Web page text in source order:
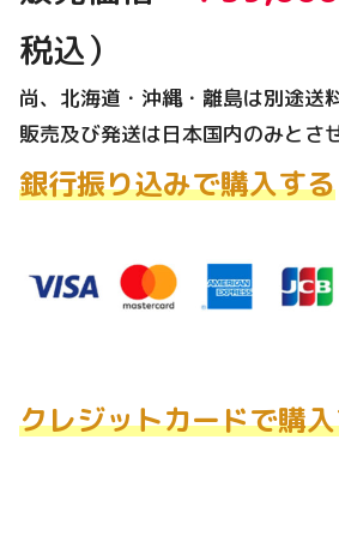
税込）
尚、北海道・沖縄・離島は別途送
販売及び発送は日本国内のみとさ
銀行振り込みで購入する
クレジットカードで購